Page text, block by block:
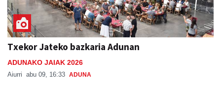
Txekor Jateko bazkaria Adunan
ADUNAKO JAIAK 2026
Aiurri abu 09, 16:33 ADUNA